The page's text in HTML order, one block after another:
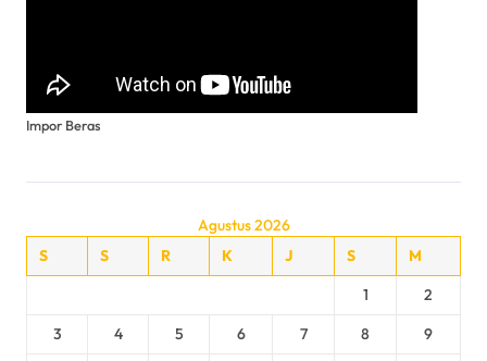
Impor Beras
Agustus 2026
S
S R K J S
M
1
2
3
4 5 6 7 8
9